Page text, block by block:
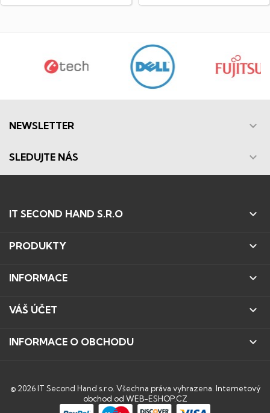
NEWSLETTER 
SLEDUJTE NÁS 
IT SECOND HAND S.R.O 
PRODUKTY 
INFORMACE 
VÁŠ ÚČET 
INFORMACE O OBCHODU 
© 2026 IT Second Hand s.r.o. Všechna práva vyhrazena. Internetový
obchod od WEB-ESHOP.CZ